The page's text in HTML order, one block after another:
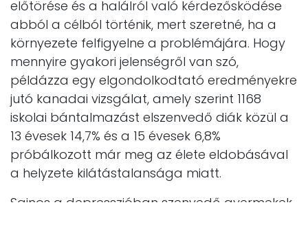
előtörése és a halálról való kérdezősködése
abból a célból történik, mert szeretné, ha a
környezete felfigyelne a problémájára. Hogy
mennyire gyakori jelenségről van szó,
példázza egy elgondolkodtató eredményekre
jutó kanadai vizsgálat, amely szerint 1168
iskolai bántalmazást elszenvedő diák közül a
13 évesek 14,7% és a 15 évesek 6,8%
próbálkozott már meg az élete eldobásával
a helyzete kilátástalansága miatt.
Sajnos a depresszióban szenvedő gyermekek